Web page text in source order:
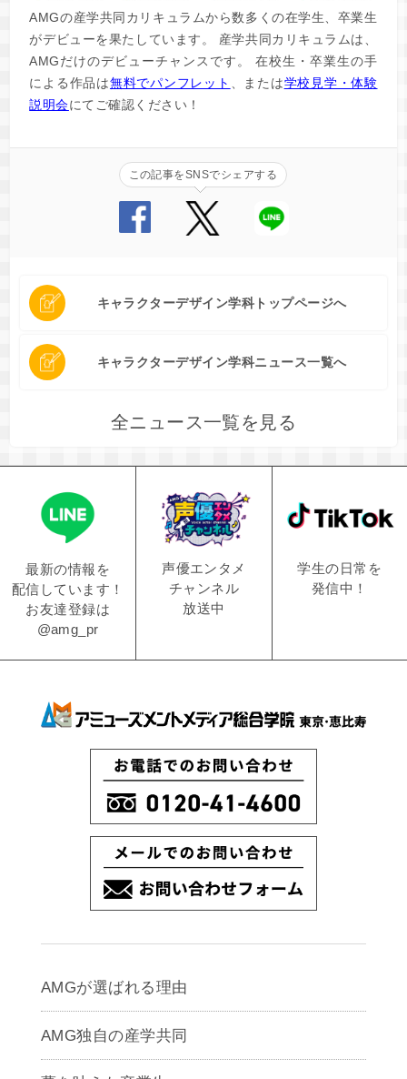
AMGの産学共同カリキュラムから数多くの在学生、卒業生
がデビューを果たしています。 産学共同カリキュラムは、
AMGだけのデビューチャンスです。 在校生・卒業生の手
による作品は無料でパンフレット 、または学校見学・体験
説明会にてご確認ください！
この記事をSNSでシェアする
キャラクターデザイン学科トップページへ
キャラクターデザイン学科ニュース一覧へ
全ニュース一覧を見る
最新の情報を
配信しています！
お友達登録は
@amg_pr
声優エンタメ
チャンネル
放送中
学生の日常を
発信中！
AMGが選ばれる理由
AMG独自の産学共同